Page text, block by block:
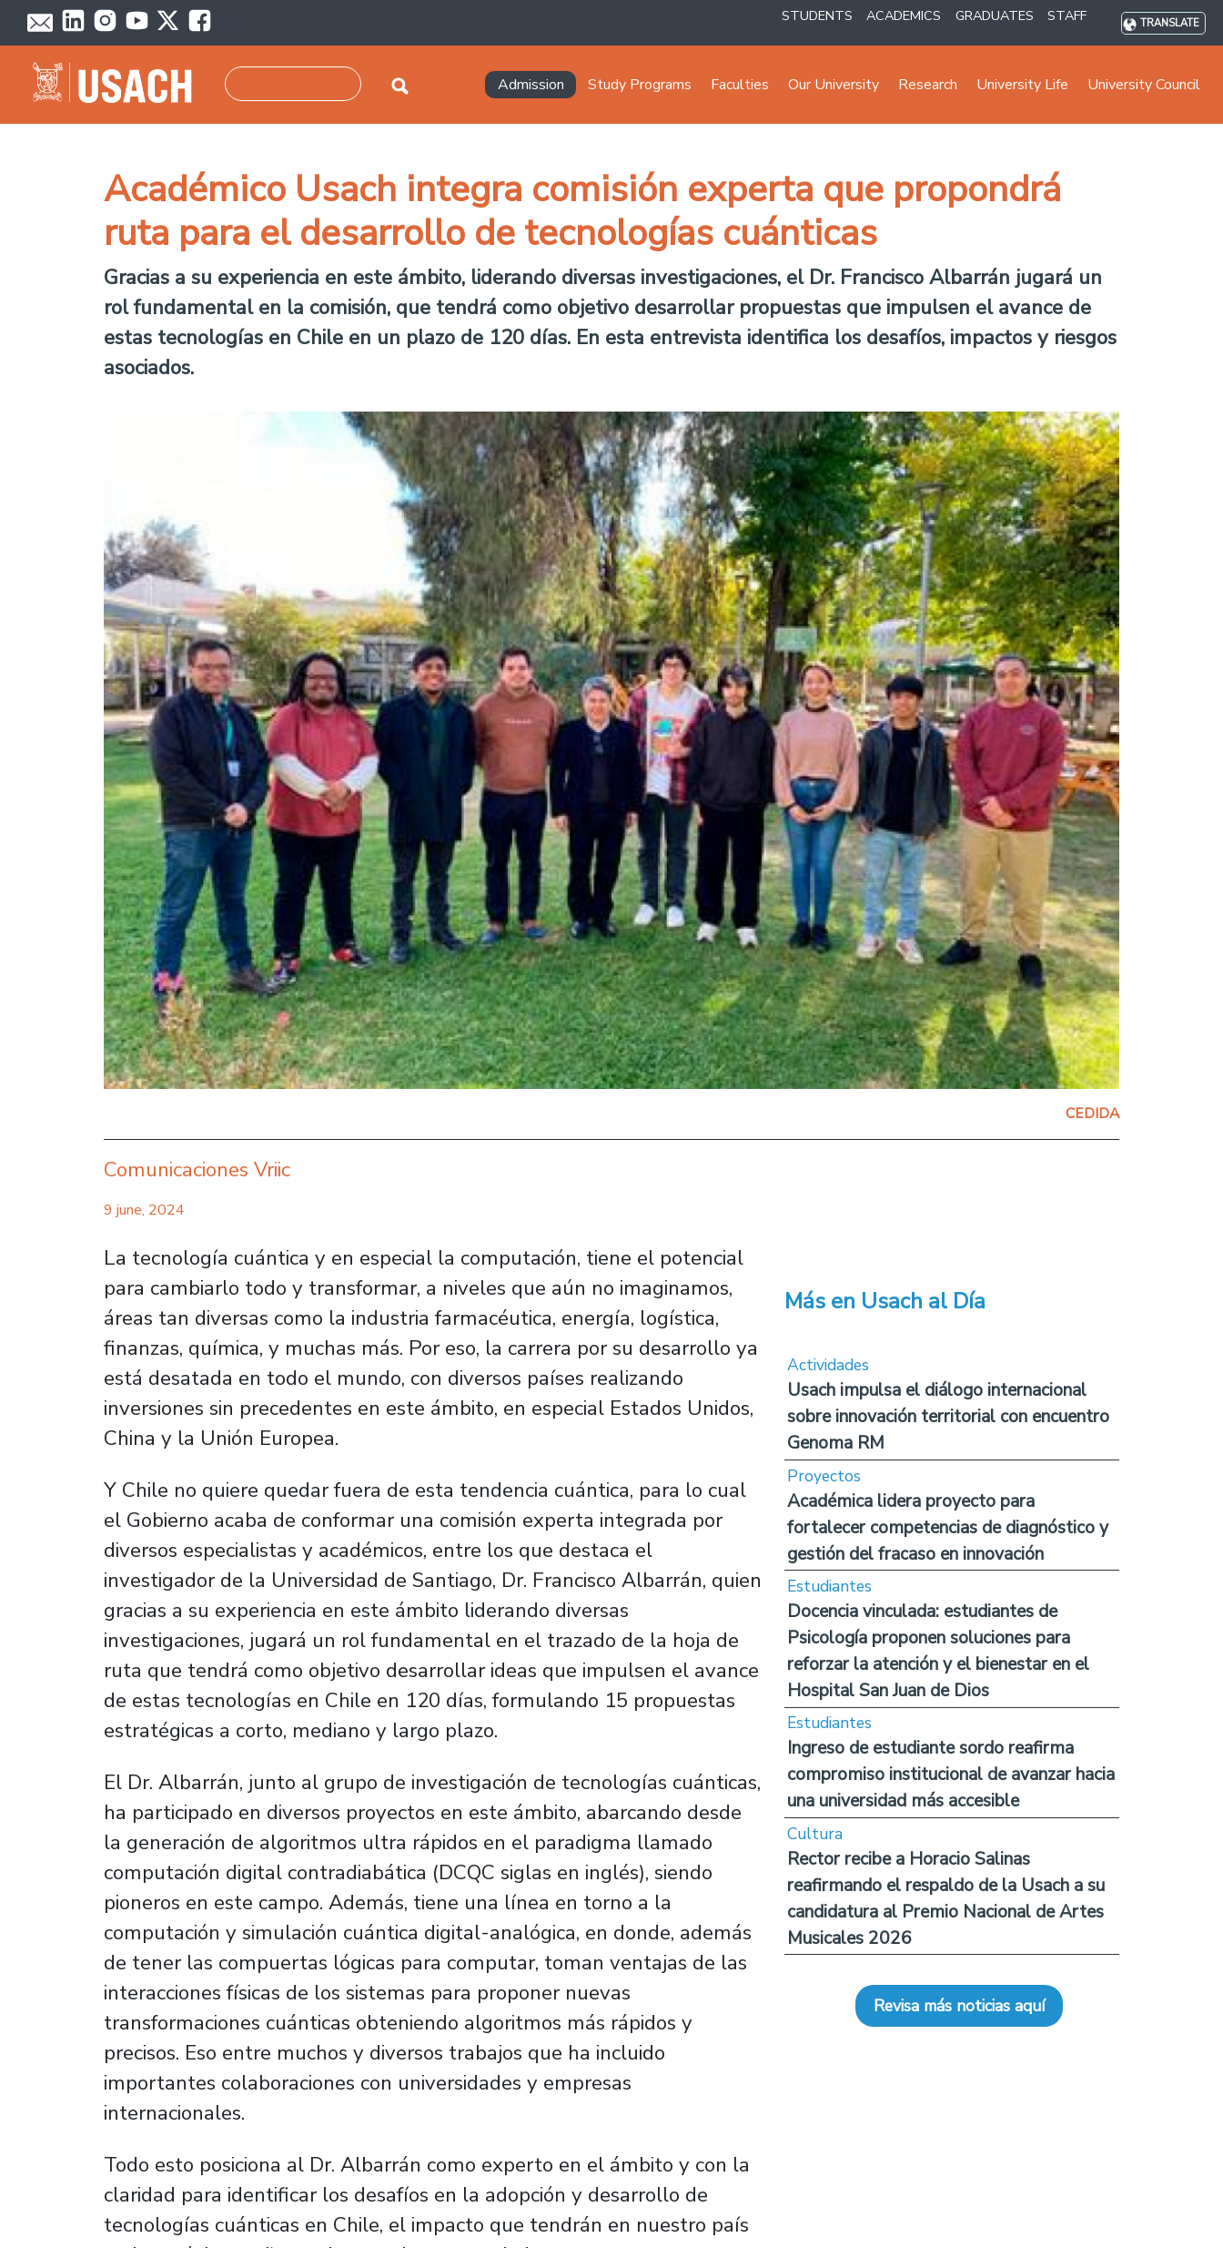
Skip to main content STUDENTS ACADEMICS GRADUATES STAFF TRANSLATE
Navegación principal
Admission Study Programs Faculties Our University Research University Life University Council
Académico Usach integra comisión experta que propondrá
ruta para el desarrollo de tecnologías cuánticas
Gracias a su experiencia en este ámbito, liderando diversas investigaciones, el Dr. Francisco Albarrán jugará un
rol fundamental en la comisión, que tendrá como objetivo desarrollar propuestas que impulsen el avance de
estas tecnologías en Chile en un plazo de 120 días. En esta entrevista identifica los desafíos, impactos y riesgos
asociados.
CEDIDA
Comunicaciones Vriic
9 june, 2024
La tecnología cuántica y en especial la computación, tiene el potencial
para cambiarlo todo y transformar, a niveles que aún no imaginamos,
áreas tan diversas como la industria farmacéutica, energía, logística,
finanzas, química, y muchas más. Por eso, la carrera por su desarrollo ya
está desatada en todo el mundo, con diversos países realizando
inversiones sin precedentes en este ámbito, en especial Estados Unidos,
China y la Unión Europea.
Y Chile no quiere quedar fuera de esta tendencia cuántica, para lo cual
el Gobierno acaba de conformar una comisión experta integrada por
diversos especialistas y académicos, entre los que destaca el
investigador de la Universidad de Santiago, Dr. Francisco Albarrán, quien
gracias a su experiencia en este ámbito liderando diversas
investigaciones, jugará un rol fundamental en el trazado de la hoja de
ruta que tendrá como objetivo desarrollar ideas que impulsen el avance
de estas tecnologías en Chile en 120 días, formulando 15 propuestas
estratégicas a corto, mediano y largo plazo.
El Dr. Albarrán, junto al grupo de investigación de tecnologías cuánticas,
ha participado en diversos proyectos en este ámbito, abarcando desde
la generación de algoritmos ultra rápidos en el paradigma llamado
computación digital contradiabática (DCQC siglas en inglés), siendo
pioneros en este campo. Además, tiene una línea en torno a la
computación y simulación cuántica digital-analógica, en donde, además
de tener las compuertas lógicas para computar, toman ventajas de las
interacciones físicas de los sistemas para proponer nuevas
transformaciones cuánticas obteniendo algoritmos más rápidos y
precisos. Eso entre muchos y diversos trabajos que ha incluido
importantes colaboraciones con universidades y empresas
internacionales.
Todo esto posiciona al Dr. Albarrán como experto en el ámbito y con la
claridad para identificar los desafíos en la adopción y desarrollo de
tecnologías cuánticas en Chile, el impacto que tendrán en nuestro país
Más en Usach al Día
Actividades
Usach impulsa el diálogo internacional
sobre innovación territorial con encuentro
Genoma RM
Proyectos
Académica lidera proyecto para
fortalecer competencias de diagnóstico y
gestión del fracaso en innovación
Estudiantes
Docencia vinculada: estudiantes de
Psicología proponen soluciones para
reforzar la atención y el bienestar en el
Hospital San Juan de Dios
Estudiantes
Ingreso de estudiante sordo reafirma
compromiso institucional de avanzar hacia
una universidad más accesible
Cultura
Rector recibe a Horacio Salinas
reafirmando el respaldo de la Usach a su
candidatura al Premio Nacional de Artes
Musicales 2026
Revisa más noticias aquí